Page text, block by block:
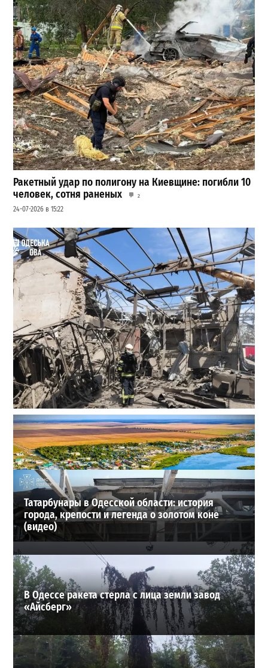
Ракетный удар по полигону на Киевщине: погибли 10
человек, сотня раненых
2
24-07-2026 в 15:22
В Одессе выросло число пострадавших после атаки
реактивных дронов (фото)
2
24-07-2026 в 14:29
ВИБОР РЕДАКЦИИ
Татарбунары в Одесской области: история
города, крепости и легенда о золотом коне
(видео)
В Одессе ракета стерла с лица земли завод
«Айсберг»